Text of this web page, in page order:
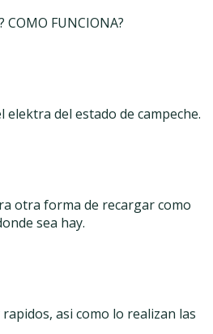
COMO FUNCIONA?
del estado de campeche.
otra forma de recargar como
sea hay.
asi como lo realizan las